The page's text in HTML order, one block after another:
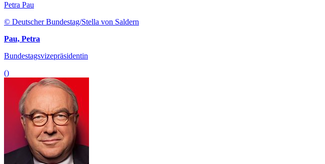
Petra Pau
© Deutscher Bundestag/Stella von Saldern
Pau, Petra
Bundestagsvizepräsidentin
()